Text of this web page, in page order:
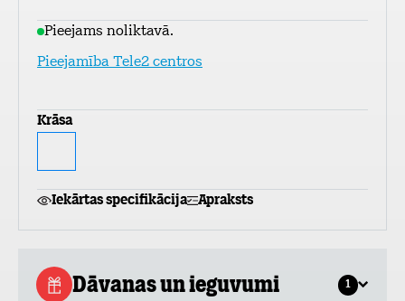
Pieejams noliktavā.
Pieejamība Tele2 centros
Krāsa
Iekārtas specifikācija Apraksts
Dāvanas un ieguvumi 1